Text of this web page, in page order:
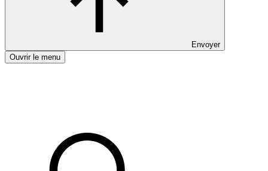
Envoyer
Ouvrir le menu